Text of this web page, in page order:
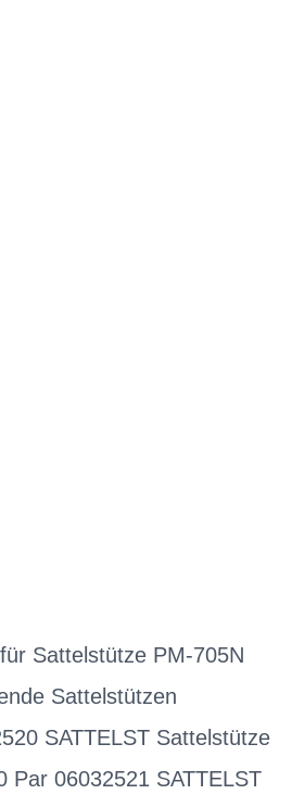
Sattelstütze PM-705N
Sattelstützen
SATTELST Sattelstütze
Par 06032521 SATTELST